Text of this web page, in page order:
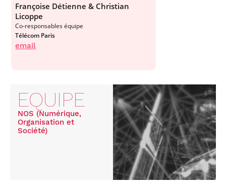
Françoise Détienne & Christian
Licoppe
Co-responsables équipe
Télécom Paris
email
EQUIPE
NOS (Numérique,
Organisation et
Société)